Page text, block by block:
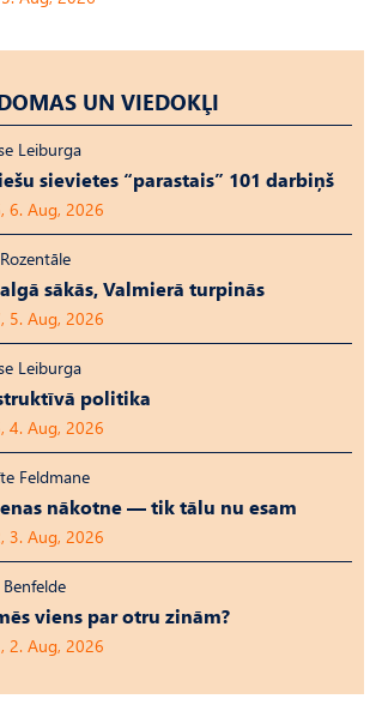
UN VIEDOKĻI
Leiburga
sievietes “parastais” 101 darbiņš
6. Aug, 2026
sākās, Valmierā turpinās
5. Aug, 2026
Leiburga
politika
4. Aug, 2026
Feldmane
nākotne — tik tālu nu esam
3. Aug, 2026
Benfelde
viens par otru zinām?
2. Aug, 2026